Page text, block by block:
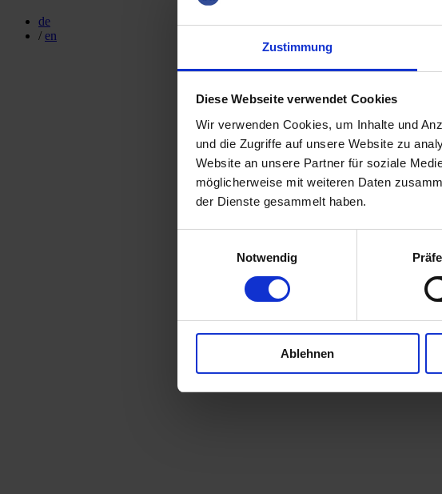
Zustimmung
Diese Webseite verwendet Cookies
Wir verwenden Cookies, um Inhalte und
und die Zugriffe auf unsere Website zu
Website an unsere Partner für soziale
möglicherweise mit weiteren Daten
der Dienste gesammelt haben.
Notwendig
Ablehnen
de
/ en